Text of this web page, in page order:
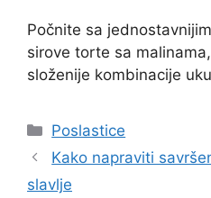
Počnite sa
sirove torte sa
složenije kombinacije
Categories
Poslastice
Kako napraviti
slavlje